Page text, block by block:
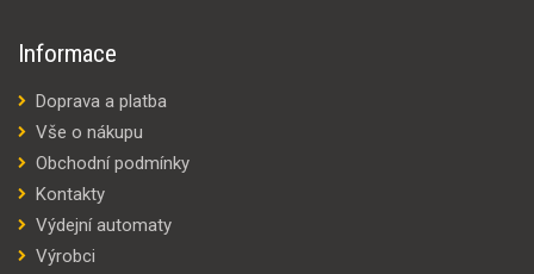
Informace
Doprava a platba
Vše o nákupu
Obchodní podmínky
Kontakty
Výdejní automaty
Výrobci